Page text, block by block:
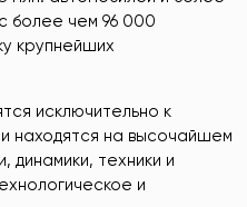
более чем 96 000
крупнейших
исключительно к
находятся на высочайшем
динамики, техники и
и